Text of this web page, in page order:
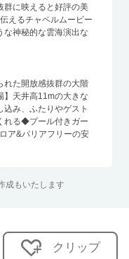
群に映えると好評の美
えるチャペルムービー
な神秘的な雲海演出な
れた開放感抜群の大階
】天井高11mの大きな
込み、ふたりやゲスト
れる◆プール付きガー
ア&バリアフリーの安
成もいたします
クリップ